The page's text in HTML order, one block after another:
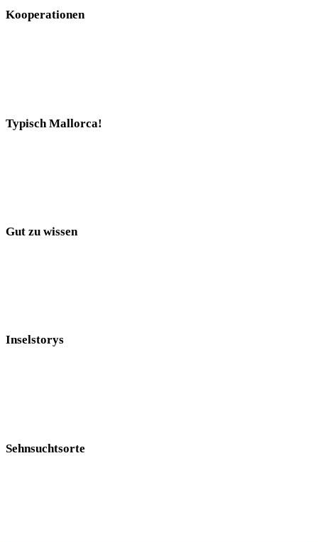
Kooperationen
Typisch Mallorca!
Gut zu wissen
Inselstorys
Sehnsuchtsorte